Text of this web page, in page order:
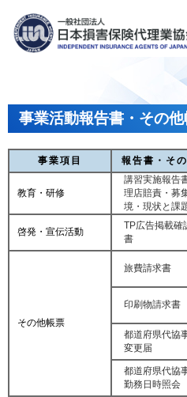
事業活動報告書・その
事業項目 報告書・そ
教育・研修
講習実施報告
理店賠責・募
境・現状と課題
啓発・宣伝活動
TP広告掲載確
書
その他帳票
旅費請求書
印刷物請求書
都道府県代協
変更届
都道府県代協
勤務日時照会